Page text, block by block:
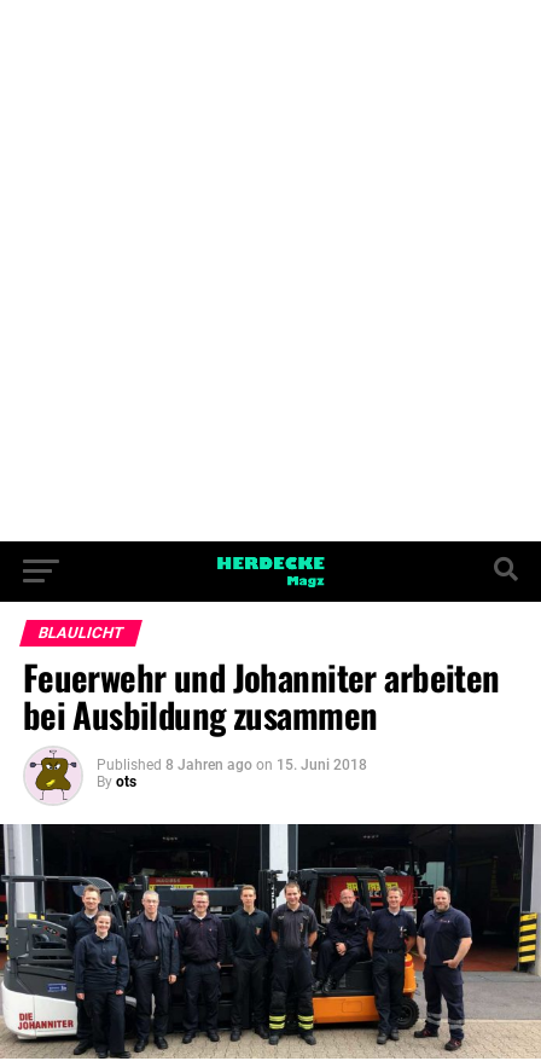
BLAULICHT
Feuerwehr und Johanniter arbeiten
bei Ausbildung zusammen
Published 8 Jahren ago on 15. Juni 2018
By ots